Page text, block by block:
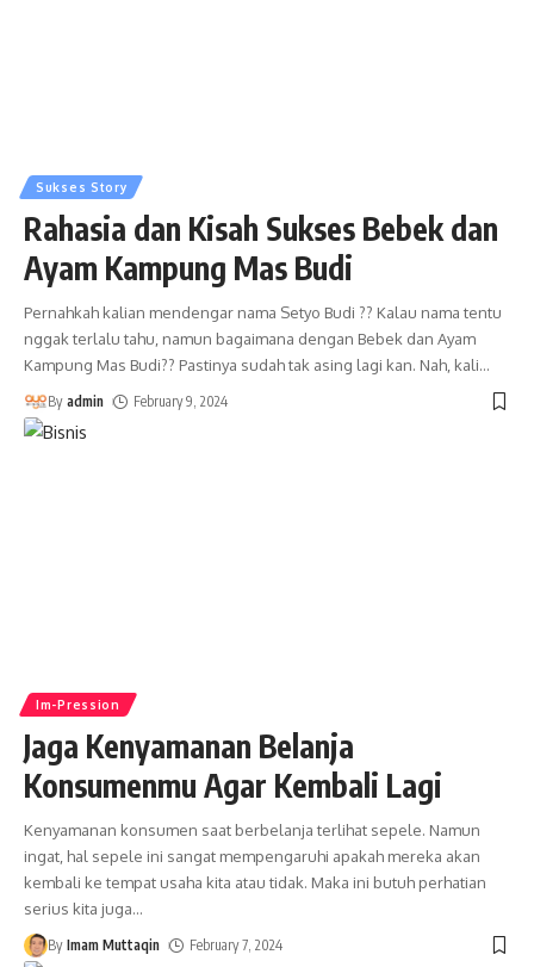
Sukses Story
Rahasia dan Kisah Sukses Bebek dan
Ayam Kampung Mas Budi
Pernahkah kalian mendengar nama Setyo Budi ?? Kalau nama tentu
nggak terlalu tahu, namun bagaimana dengan Bebek dan Ayam
Kampung Mas Budi?? Pastinya sudah tak asing lagi kan. Nah, kali…
By admin February 9, 2024
Im-Pression
Jaga Kenyamanan Belanja
Konsumenmu Agar Kembali Lagi
Kenyamanan konsumen saat berbelanja terlihat sepele. Namun
ingat, hal sepele ini sangat mempengaruhi apakah mereka akan
kembali ke tempat usaha kita atau tidak. Maka ini butuh perhatian
serius kita juga…
By Imam Muttaqin February 7, 2024